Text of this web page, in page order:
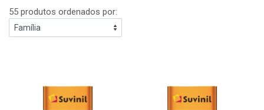
55 produtos ordenados por: